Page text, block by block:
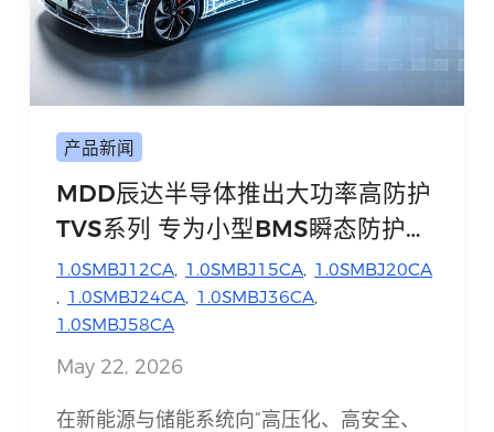
产品新闻
MDD辰达半导体推出大功率高防护
TVS系列 专为小型BMS瞬态防护而
生
1.0SMBJ12CA, 1.0SMBJ15CA, 1.0SMBJ20CA
, 1.0SMBJ24CA, 1.0SMBJ36CA,
1.0SMBJ58CA
May 22, 2026
在新能源与储能系统向“高压化、高安全、